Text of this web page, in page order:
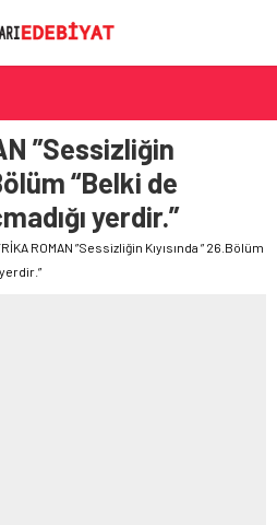
”Sessizliğin
“Belki de
yerdir.”
ROMAN ”Sessizliğin Kıyısında ” 26.Bölüm